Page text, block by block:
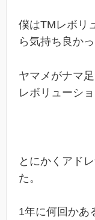
僕はTMレボリ
ら気持ち良かっ
ヤマメがナマ
レボリューシ
とにかくアド
た。
1年に何回かあ